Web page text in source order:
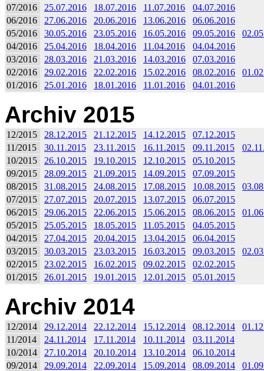
07/2016
25.07.2016 18.07.2016 11.07.2016
04.07.2016
06/2016
27.06.2016 20.06.2016 13.06.2016
06.06.2016
05/2016
30.05.2016 23.05.2016 16.05.2016 09.05.2016
04/2016
25.04.2016 18.04.2016 11.04.2016
04.04.2016
03/2016
28.03.2016 21.03.2016 14.03.2016
07.03.2016
02/2016
29.02.2016 22.02.2016 15.02.2016 08.02.2016
01/2016
25.01.2016 18.01.2016 11.01.2016 04.01.2016
Archiv 2015
12/2015 28.12.2015 21.12.2015 14.12.2015
07.12.2015
11/2015
30.11.2015 23.11.2015 16.11.2015 09.11.2015
10/2015
26.10.2015 19.10.2015 12.10.2015
05.10.2015
09/2015
28.09.2015 21.09.2015 14.09.2015
07.09.2015
08/2015
31.08.2015 24.08.2015 17.08.2015 10.08.2015
07/2015
27.07.2015 20.07.2015 13.07.2015
06.07.2015
06/2015
29.06.2015 22.06.2015 15.06.2015 08.06.2015
05/2015
25.05.2015 18.05.2015 11.05.2015
04.05.2015
04/2015
27.04.2015 20.04.2015 13.04.2015
06.04.2015
03/2015
30.03.2015 23.03.2015 16.03.2015 09.03.2015
02/2015
23.02.2015 16.02.2015 09.02.2015
02.02.2015
01/2015
26.01.2015 19.01.2015 12.01.2015 05.01.2015
Archiv 2014
12/2014 29.12.2014 22.12.2014 15.12.2014 08.12.2014
11/2014
24.11.2014 17.11.2014 10.11.2014
03.11.2014
10/2014
27.10.2014 20.10.2014 13.10.2014
06.10.2014
09/2014
29.09.2014 22.09.2014 15.09.2014 08.09.2014